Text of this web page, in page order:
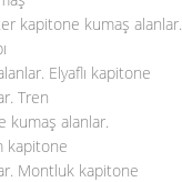
kapitone kumaş alanlar.
Elyaflı kapitone
Tren
kumaş alanlar.
kapitone
Montluk kapitone